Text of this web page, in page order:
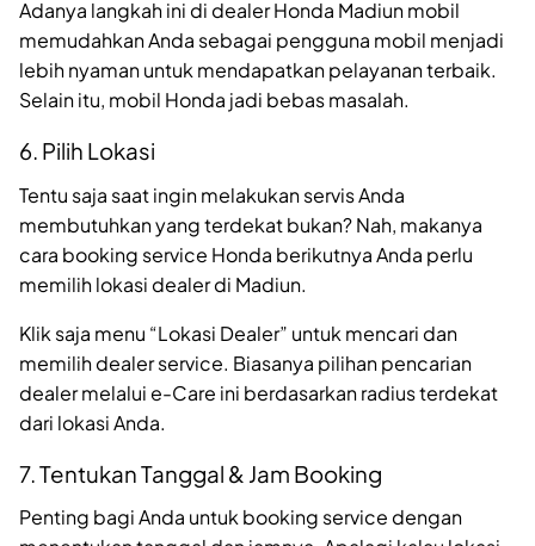
Adanya langkah ini di dealer Honda Madiun mobil
memudahkan Anda sebagai pengguna mobil menjadi
lebih nyaman untuk mendapatkan pelayanan terbaik.
Selain itu, mobil Honda jadi bebas masalah.
6. Pilih Lokasi
Tentu saja saat ingin melakukan servis Anda
membutuhkan yang terdekat bukan? Nah, makanya
cara booking service Honda berikutnya Anda perlu
memilih lokasi dealer di Madiun.
Klik saja menu “Lokasi Dealer” untuk mencari dan
memilih dealer service. Biasanya pilihan pencarian
dealer melalui e-Care ini berdasarkan radius terdekat
dari lokasi Anda.
7. Tentukan Tanggal & Jam Booking
Penting bagi Anda untuk booking service dengan